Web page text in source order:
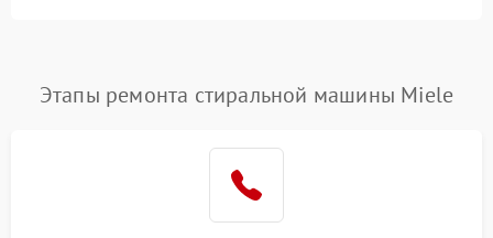
Замена платы управления Подробнее →
Этапы ремонта стиральной машины Miele